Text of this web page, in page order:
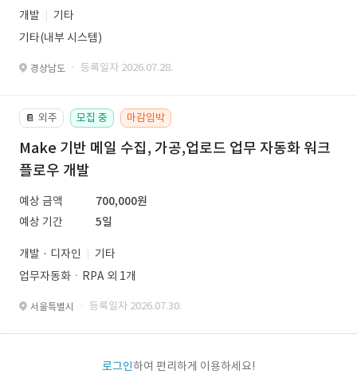
개발
기타
기타(내부 시스템)
경상남도 · 등록일자 2026.07.28.
📔 외주 모집 중 마감임박
Make 기반 메일 수집, 가공,업로드 업무 자동화 워크
플로우 개발
예상 금액
700,000원
예상 기간
5일
개발 · 디자인
기타
업무자동화ㆍRPA 외 1개
서울특별시 · 등록일자 2026.07.30.
로그인하여 편리하게 이용하세요!